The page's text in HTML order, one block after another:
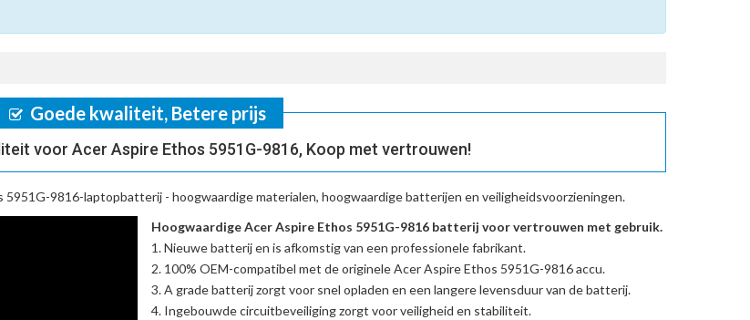
Goede kwaliteit, Betere prijs
voor Acer Aspire Ethos 5951G-9816, Koop met vertrouwen!
5951G-9816-laptopbatterij - hoogwaardige materialen, hoogwaardige batterijen en veiligheidsvoorzieningen.
Hoogwaardige Acer Aspire Ethos 5951G-9816 batterij voor vertrouwen met gebruik.
Nieuwe batterij en is afkomstig van een professionele fabrikant.
100% OEM-compatibel met deoriginele Acer Aspire Ethos 5951G-9816 accu.
A grade batterij zorgt voor snel opladen en een langere levensduur van de batterij.
Ingebouwde circuitbeveiliging zorgt voor veiligheid en stabiliteit.